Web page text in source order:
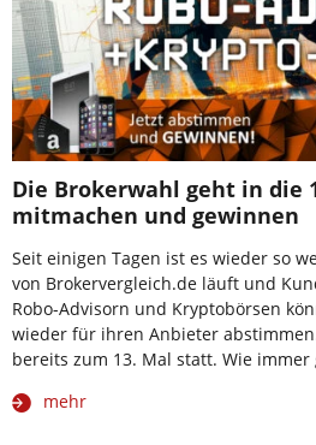
Die Brokerwahl geht in die
mitmachen und gewinnen
Seit einigen Tagen ist es wieder so
von Brokervergleich.de läuft und
Robo-Advisorn und Kryptobörsen
wieder für ihren Anbieter
bereits zum 13. Mal statt. Wie
mehr